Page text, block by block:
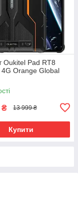
Oukitel Pad RT8
Orange Global
₴ 13 999 ₴
Купити